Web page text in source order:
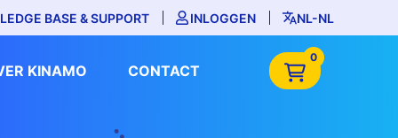
BASE & SUPPORT INLOGGEN NL-NL
KINAMO CONTACT
0